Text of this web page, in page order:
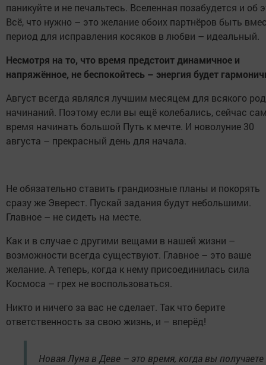
паникуйте и не печальтесь. Вселенная позабудется и об
Всё, что нужно – это желание обоих партнёров быть
период для исправления косяков в любви – идеальный.
Несмотря на то, что время предстоит динамичное и
напряжённое, не беспокойтесь – энергия будет
Август всегда являлся лучшим месяцем для всякого
начинаний. Поэтому если вы ещё колебались, сейчас
время начинать большой Путь к мечте. И новолуние 30
августа – прекрасный день для начала.
Не обязательно ставить грандиозные планы и покорять
сразу же Эверест. Пускай задания будут небольшими.
Главное – не сидеть на месте.
Как и в случае с другими вещами в нашей жизни –
возможности всегда существуют. Главное – это ваше
желание. А теперь, когда к нему присоединилась сила
Космоса – грех не воспользоваться.
Никто и ничего за вас не сделает. Так что берите
ответственность за свою жизнь, и – вперёд!
Новая Луна в Деве – это время, когда вы получаете